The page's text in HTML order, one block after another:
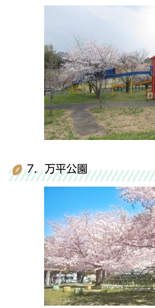
7．万平公園